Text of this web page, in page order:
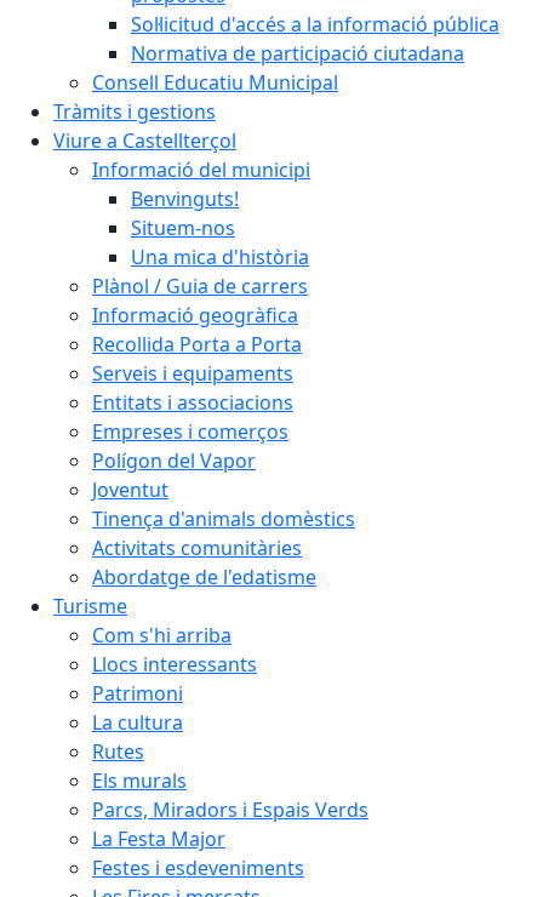
Sol·licitud d'accés a la informació pública
Normativa de participació ciutadana
Consell Educatiu Municipal
Tràmits i gestions
Viure a Castellterçol
Informació del municipi
Benvinguts!
Situem-nos
Una mica d'història
Plànol / Guia de carrers
Informació geogràfica
Recollida Porta a Porta
Serveis i equipaments
Entitats i associacions
Empreses i comerços
Polígon del Vapor
Joventut
Tinença d'animals domèstics
Activitats comunitàries
Abordatge de l'edatisme
Turisme
Com s'hi arriba
Llocs interessants
Patrimoni
La cultura
Rutes
Els murals
Parcs, Miradors i Espais Verds
La Festa Major
Festes i esdeveniments